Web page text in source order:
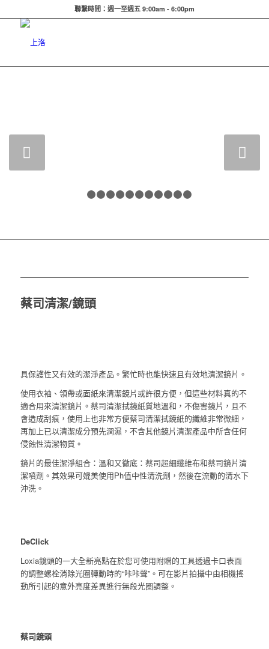
聯繫時間：週一至週五 9:00am - 6:00pm
1 2 3 4 5 6
蔡司清潔/鏡頭
具保護性又有效的潔淨產品。繁忙時也能快速且有效地清潔鏡片。
使用衣袖、領帶或面紙來清潔鏡片或許很方便，但這些材料真的不
適合用來清潔鏡片。蔡司清潔拭鏡紙質地溫和，不傷害鏡片，且不
會造成刮痕，使用上也非常方便蔡司清潔拭鏡紙的纖維非常微細，
再加上已以清潔成分預先潤濕，不含其他鏡片清潔產品中所含任何
侵蝕性清潔物質。
鏡片的最佳潔淨組合：溫和又徹底：蔡司超細纖維布和蔡司鏡片清
潔噴劑。其效果可媲美使用Ph值中性清洗劑，然後在流動的清水下
沖洗。
DeClick
Loxia鏡頭的一大全新亮點在於您可使用附贈的工具透過卡口表面
的調整螺栓消除光圈轉動時的“咔咔聲”。可在影片拍攝中由相機搖
動所引起的意外亮度差異進行無段光圈調整。
蔡司鏡頭